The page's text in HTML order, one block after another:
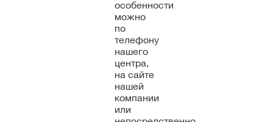
особенности
можно
по
телефону
нашего
центра,
на сайте
нашей
компании
или